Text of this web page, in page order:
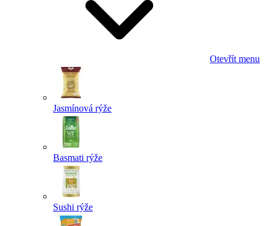
Otevřít menu
Jasmínová rýže
Basmati rýže
Sushi rýže